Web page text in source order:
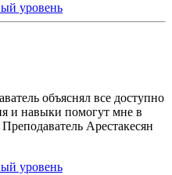
уровень
объяснял все доступно
и навыки помогут мне в
Арестакесян
уровень